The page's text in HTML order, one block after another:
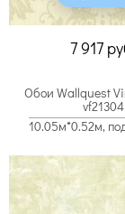
7 917
Обои Wallquest
vf21304
10.05м*0.52м,